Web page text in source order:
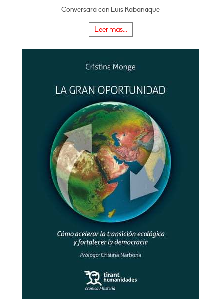
Conversará con Luis Rabanaque
Leer más...